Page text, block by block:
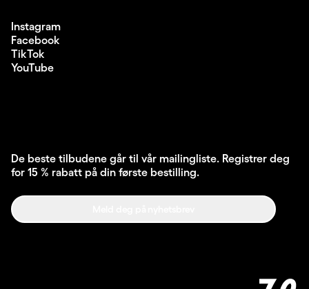
Instagram
Facebook
TikTok
YouTube
De beste tilbudene går til vår mailingliste. Registrer deg
for 15 % rabatt på din første bestilling.